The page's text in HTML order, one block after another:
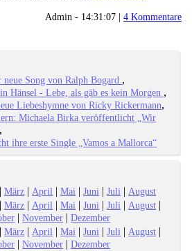
Admin - 14:31:07 | 4 Kommentare
Song von Ralph Bogard
Hänsel - Lebe, als gäb es kein Morgen
Liebeshymne von Ricky Rickermann
Michaela Birka veröffentlicht „Wir
ihre erste Single „Vamos a Mallorca“
|März | April |Mai |Juni |Juli | August
|März | April |Mai |Juni |Juli | August |
|November |Dezember
|März | April |Mai |Juni |Juli | August |
|November |Dezember